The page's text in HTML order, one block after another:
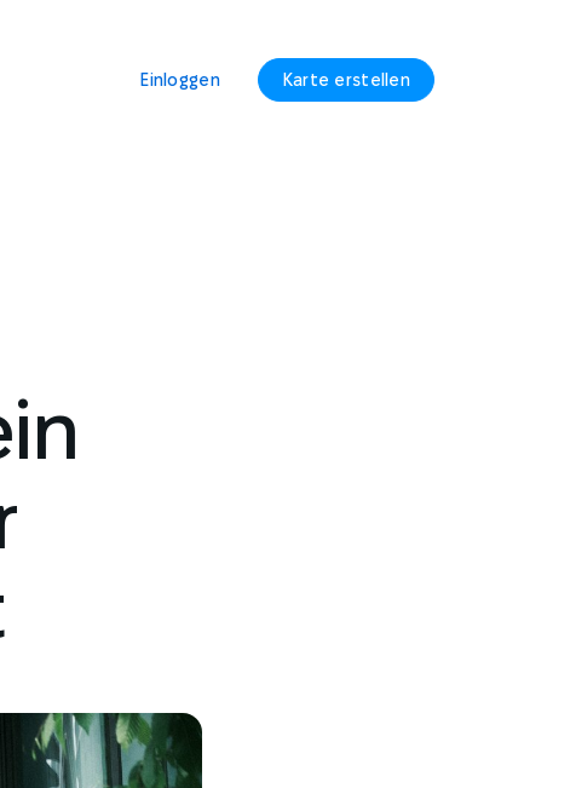
Einloggen Karte erstellen